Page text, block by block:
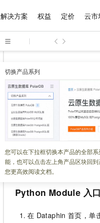
解决方案 权益 定价 云市
切换产品系列
您可以在下拉框切换本产品的全部
能，也可以点击左上角产品区块回
您更高效阅读文档。
三方库管理
三方库管理
更新时间：2024-11-29 06:10:20
在 Dataphin 中进行
Python 三方包功能安装
Python Module 入口
在 Dataphin 首页，单
大模型
文本生成
Qwen3.8-Max HOT
智能体时代全能旗舰模型
能看、能想、能动手的多模态智能体
Qwen3-VL-Plus
精选产品
大模型服务平台百炼
大模型服务与应用平台
千问大模型
多元化、高性能、安全可靠的大模
无影云电脑
随时随地安全接入的云上超级电脑
云解析DNS
云原生大数据计算服务
精选解决方案
千问办公，解锁你的工作新方式
企业级Agent产品，直接交付可用成
Agency Agents：拥有专属领域
HappyHorse 打造一站式影视创作
快速拥有专属 OpenClaw
普惠上云
普惠上云 官方力荐
云服务器38元/年起，超值低价云产品
官方推荐返现计划
推荐新用户得奖励，单订单最高返9
云工开物
高校专属算力普惠，学生认证享300
免费试用
解决方案免费试用 新老同享
产品定价
了解云产品的定价详情
云上成本管理
管理和优化成本
精选商城
网站建设
多端小程序
Salesforce 国际版订阅
友盟天域
观测云
Tuya 物联网平台阿里云版
电子合同
畅捷通
成为销售伙伴
分销伙伴
咨询伙伴
销售伙伴合作计划
Salesforce On Alibaba Cloud
Consulting Partner 合作计划
AI 大模型销售与服务生态合作计划
售前咨询
在线服务
售后服务
自助服务
工单服务
短信专区
为什么选择阿里云
什么是云计算
技术领先
稳定可靠
安全合规
分析师报告
研究报告与白皮书
天池大赛
AI 算法大赛